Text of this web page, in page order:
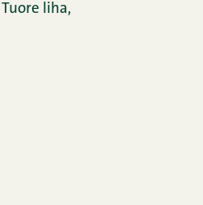
Tuore liha,